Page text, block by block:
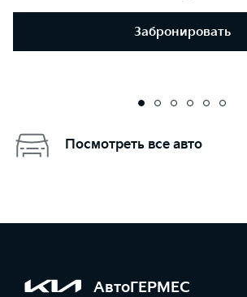
Забронировать
Посмотреть все авто
АвтоГЕРМЕС